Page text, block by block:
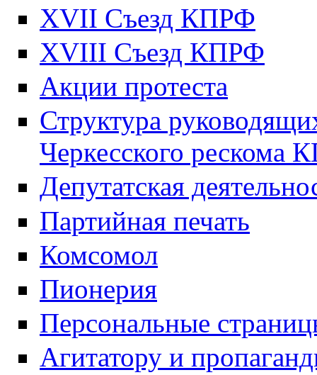
XVII Cъезд КПРФ
XVIII Cъезд КПРФ
Акции протеста
Структура
Черкесского рескома
Депутатская
Партийная печать
Комсомол
Пионерия
Персональные
Агитатору и